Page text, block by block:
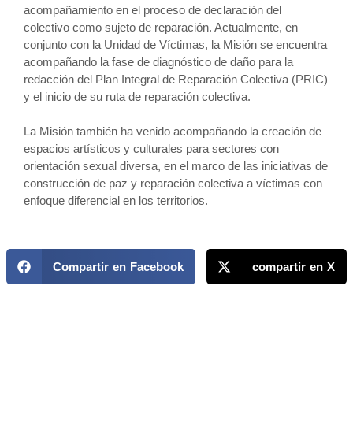
acompañamiento en el proceso de declaración del
colectivo como sujeto de reparación. Actualmente, en
conjunto con la Unidad de Víctimas, la Misión se encuentra
acompañando la fase de diagnóstico de daño para la
redacción del Plan Integral de Reparación Colectiva (PRIC)
y el inicio de su ruta de reparación colectiva.
La Misión también ha venido acompañando la creación de
espacios artísticos y culturales para sectores con
orientación sexual diversa, en el marco de las iniciativas de
construcción de paz y reparación colectiva a víctimas con
enfoque diferencial en los territorios.
Compartir en Facebook compartir en X